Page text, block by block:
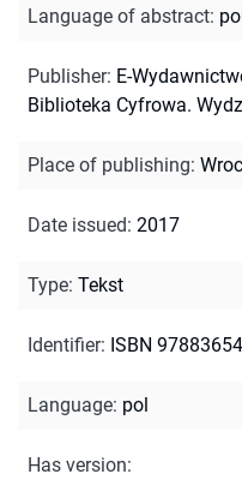
Language of abstract:
Publisher: E-
Biblioteka Cyfrowa.
Place of publishing:
Date issued: 2017
Type: Tekst
Identifier: ISBN
Language: pol
Has version: